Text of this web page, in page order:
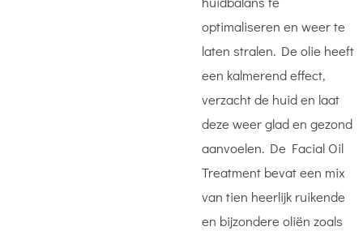
optimaliseren en weer te
laten stralen. De olie heeft
een kalmerend effect,
verzacht de huid en laat
deze weer glad en gezond
aanvoelen. De Facial Oil
Treatment bevat een mix
van tien heerlijk ruikende
en bijzondere oliën zoals